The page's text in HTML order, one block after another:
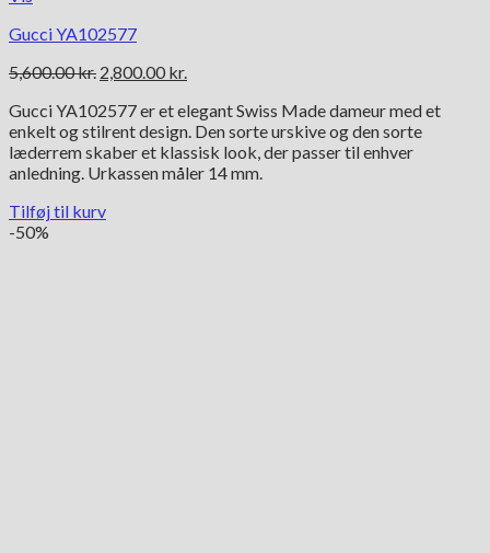
Gucci YA102577
5,600.00kr. Den
pris
var:
5,600.00 kr..
2,800.00 kr.
pris
er:
2,800.00 kr..
Gucci YA102577 er et elegant Swiss Made dameur med et
enkelt og stilrent design. Den sorte urskive og den sorte
læderrem skaber et klassisk look, der passer til enhver
anledning. Urkassen måler 14 mm.
Tilføj til kurv
-50%